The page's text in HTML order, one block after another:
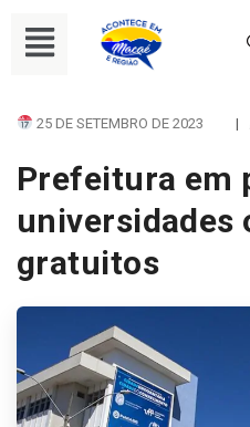
25 DE SETEMBRO DE 2023 |
Prefeitura em
universidades
gratuitos